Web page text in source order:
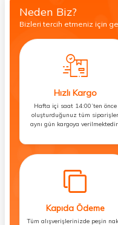
Neden Biz?
Bizleri tercih etmeniz için
Hızlı Kargo
Hafta içi saat 14:00’ten önce
oluşturduğunuz tüm siparişler
aynı gün kargoya
Kapıda Ödeme
Tüm alışverişlerinizde peşin